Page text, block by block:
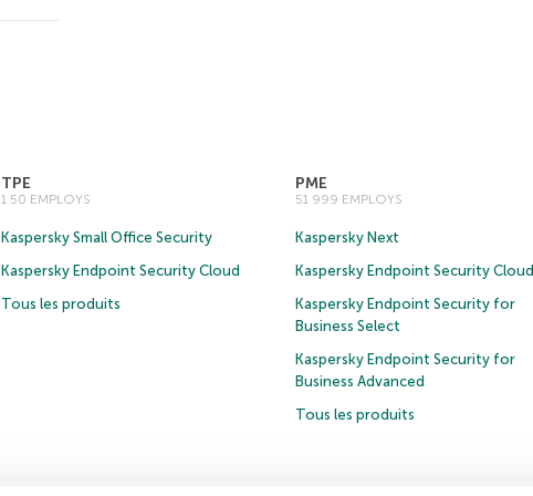
TPE
1 50 EMPLOYS
Kaspersky Small Office Security
Kaspersky Endpoint Security Cloud
Tous les produits
PME
51 999 EMPLOYS
Kaspersky Next
Kaspersky Endpoint Security Cloud
Kaspersky Endpoint Security for
Business Select
Kaspersky Endpoint Security for
Business Advanced
Tous les produits